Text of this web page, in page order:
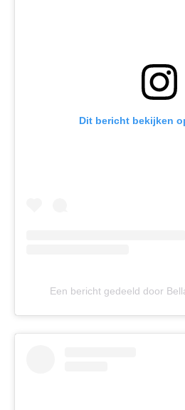
Dit bericht bekijken
Een bericht gedeeld door